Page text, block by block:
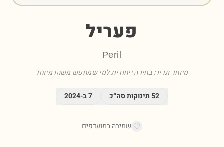
פעריל
Peril
מיוחד ונדיר: בחירה ייחודית למי שמחפש משהו מיוחד
52תינוקות סה״כ 7ב-2024
שמירה במועדפים